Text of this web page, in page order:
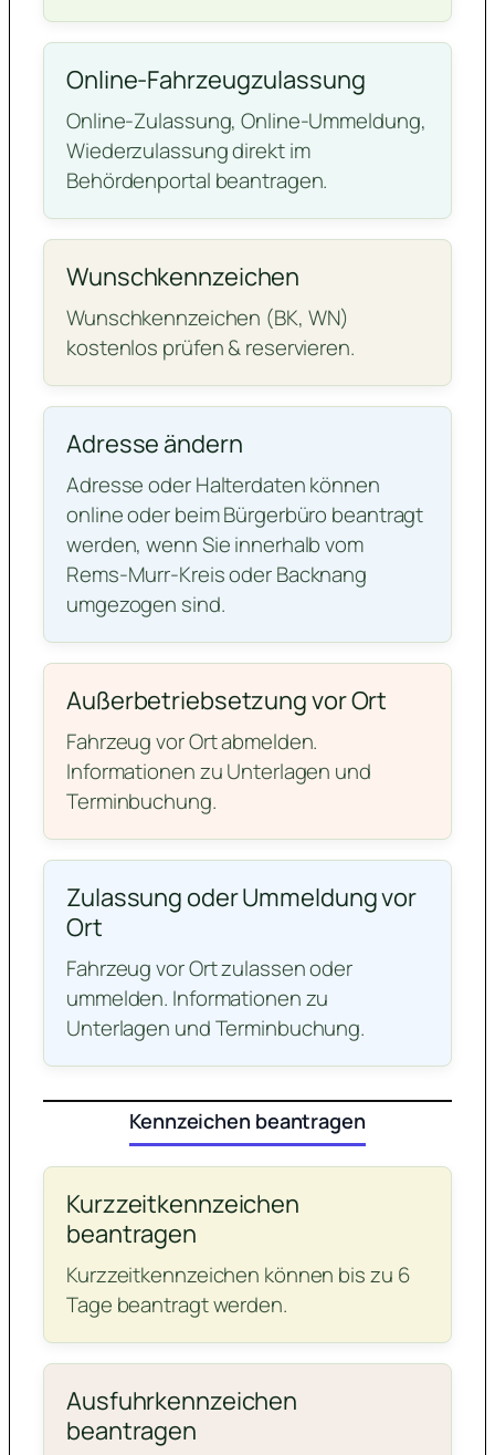
Online-Fahrzeugzulassung
Online-Zulassung, Online-Ummeldung,
Wiederzulassung direkt im
Behördenportal beantragen.
Wunschkennzeichen
Wunschkennzeichen (BK, WN)
kostenlos prüfen & reservieren.
Adresse ändern
Adresse oder Halterdaten können
online oder beim Bürgerbüro beantragt
werden, wenn Sie innerhalb vom
Rems-Murr-Kreis oder Backnang
umgezogen sind.
Außerbetriebsetzung vor Ort
Fahrzeug vor Ort abmelden.
Informationen zu Unterlagen und
Terminbuchung.
Zulassung oder Ummeldung vor
Ort
Fahrzeug vor Ort zulassen oder
ummelden. Informationen zu
Unterlagen und Terminbuchung.
Kennzeichen beantragen
Kurzzeitkennzeichen
beantragen
Kurzzeitkennzeichen können bis zu 6
Tage beantragt werden.
Ausfuhrkennzeichen
beantragen